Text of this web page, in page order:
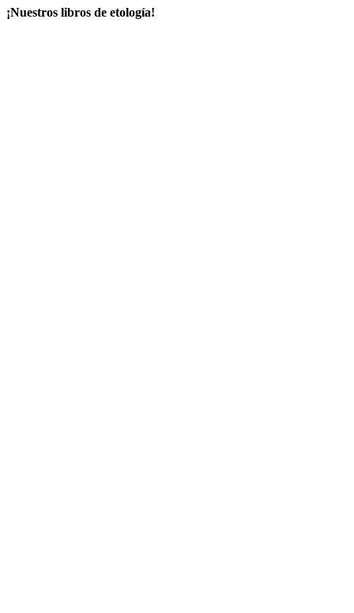
¡Nuestros libros de etología!